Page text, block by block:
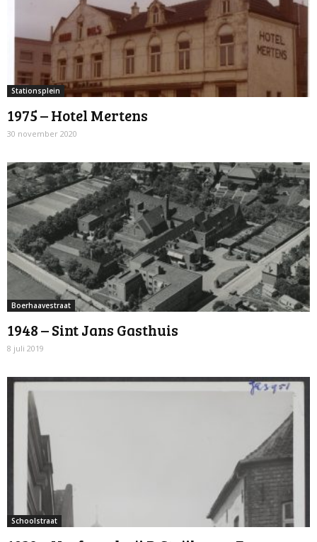
Stationsplein
1975 – Hotel Mertens
30 november 2020
Boerhaavestraat
1948 – Sint Jans Gasthuis
8 juli 2019
Schoolstraat